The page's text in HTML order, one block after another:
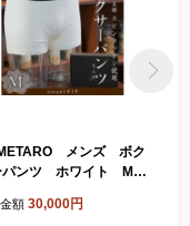
メンズ ボク
パンツ ホワイト Mサ
額 30,000円